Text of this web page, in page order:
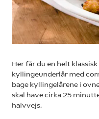
Her får du en helt
kyllingeunderlår med
bage kyllingelårene i
skal have cirka 25
halvvejs.